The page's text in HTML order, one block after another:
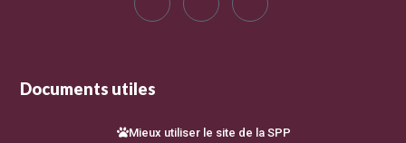
Documents utiles
Mieux utiliser le site de la SPP